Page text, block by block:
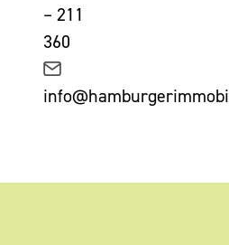
– 211
360